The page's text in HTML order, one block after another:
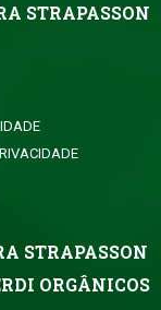
STRAPASSON
STRAPASSON
ORGÂNICOS